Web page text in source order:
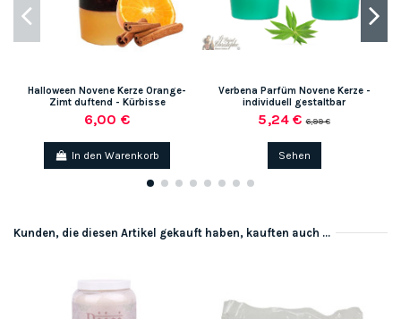
Halloween Novene Kerze Orange-
Zimt duftend - Kürbisse
6,00 €
In den Warenkorb
Verbena Parfüm Novene Kerze -
individuell gestaltbar
5,24 €6,99 €
Sehen
Kunden, die diesen Artikel gekauft haben, kauften auch ...